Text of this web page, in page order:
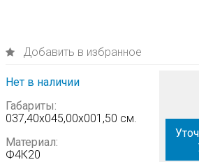
Добавить в избранное
Нет в наличии
Габариты:
037,40х045,00х001,50 см.
Материал:
Ф4К20